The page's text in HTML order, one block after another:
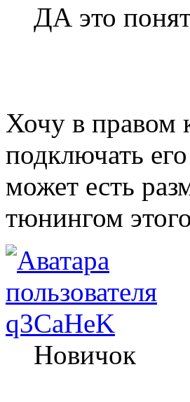
ДА это
Хочу в правом
подключать
может есть
тюнингом
q3CaHeK
Новичок